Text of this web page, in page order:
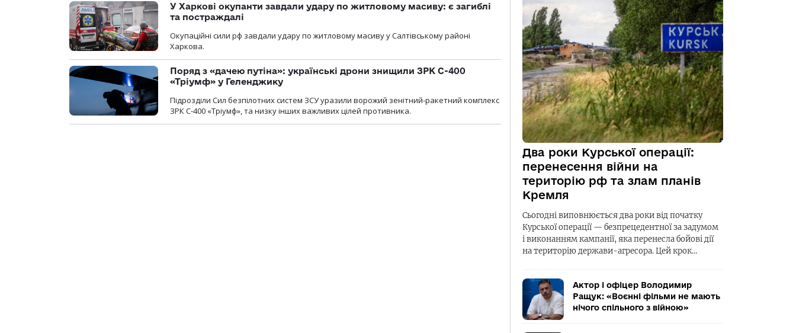
У Харкові окупанти завдали удару по житловому масиву: є загиблі
та постраждалі
Окупаційні сили рф завдали удару по житловому масиву у Салтівському районі
Харкова.
Поряд з «дачею путіна»: українські дрони знищили ЗРК С-400
«Тріумф» у Геленджику
Підрозділи Сил безпілотних систем ЗСУ уразили ворожий зенітний-ракетний комплекс
ЗРК С-400 «Тріумф», та низку інших важливих цілей противника.
Два роки Курської операції:
перенесення війни на
територію рф та злам планів
Кремля
Сьогодні виповнюється два роки від початку
Курської операції — безпрецедентної за задумом
і виконанням кампанії, яка перенесла бойові дії
на територію держави-агресора. Цей крок…
Актор і офіцер Володимир
Ращук: «Воєнні фільми не мають
нічого спільного з війною»